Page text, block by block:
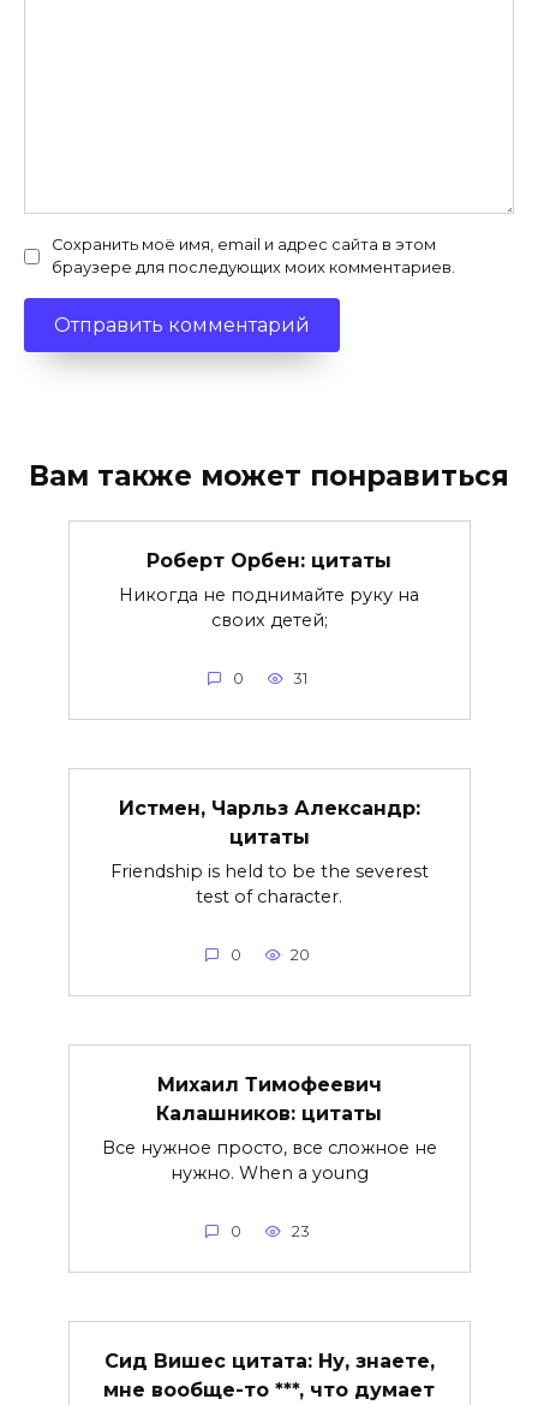
Сохранить моё имя, email и адрес сайта в этом
браузере для последующих моих комментариев.
Вам также может понравиться
Роберт Орбен: цитаты
Никогда не поднимайте руку на
своих детей;
0 31
Истмен, Чарльз Александр:
цитаты
Friendship is held to be the severest
test of character.
0 20
Михаил Тимофеевич
Калашников: цитаты
Все нужное просто, все сложное не
нужно. When a young
0 23
Сид Вишес цитата: Ну, знаете,
мне вообще-то ***, что думает